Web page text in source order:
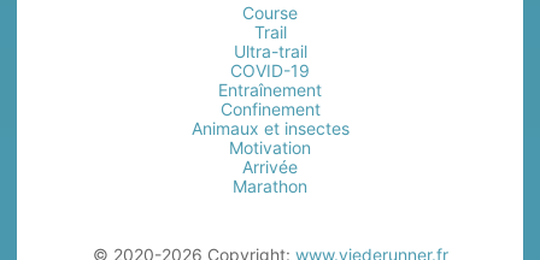
Course
Trail
Ultra-trail
COVID-19
Entraînement
Confinement
Animaux et insectes
Motivation
Arrivée
Marathon
© 2020-2026 Copyright: www.viederunner.fr